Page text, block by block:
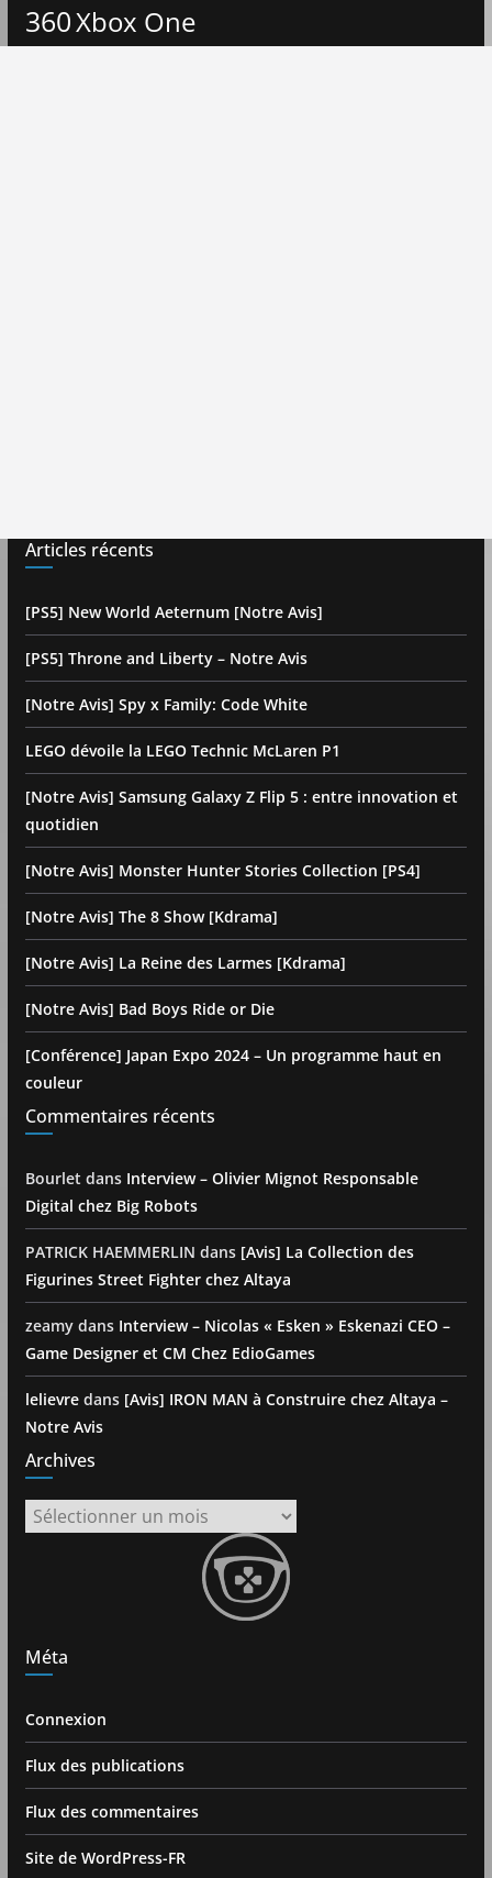
360Xbox One
Articles récents
[PS5] New World Aeternum [Notre Avis]
[PS5] Throne and Liberty – Notre Avis
[Notre Avis] Spy x Family: Code White
LEGO dévoile la LEGO Technic McLaren P1
[Notre Avis] Samsung Galaxy Z Flip 5 : entre innovation et
quotidien
[Notre Avis] Monster Hunter Stories Collection [PS4]
[Notre Avis] The 8 Show [Kdrama]
[Notre Avis] La Reine des Larmes [Kdrama]
[Notre Avis] Bad Boys Ride or Die
[Conférence] Japan Expo 2024 – Un programme haut en
couleur
Commentaires récents
Bourlet dans Interview – Olivier Mignot Responsable
Digital chez Big Robots
PATRICK HAEMMERLIN dans [Avis] La Collection des
Figurines Street Fighter chez Altaya
zeamydans Interview – Nicolas « Esken » Eskenazi CEO –
Game Designer et CM Chez EdioGames
lelievredans [Avis] IRON MAN à Construire chez Altaya –
Notre Avis
Archives
Archives
Méta
Connexion
Flux des publications
Flux des commentaires
Site de WordPress-FR